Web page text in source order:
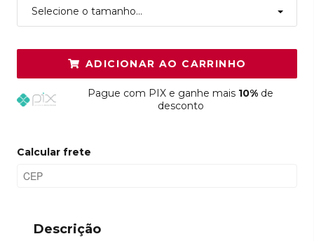
Selecione o tamanho...
ADICIONAR AO CARRINHO
Pague com PIX e ganhe mais 10% de
desconto
Calcular frete
Descrição